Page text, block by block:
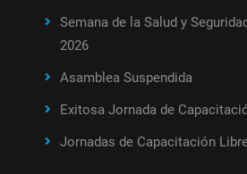
Semana de la Salud y
2026
Asamblea Suspendida
Exitosa Jornada de
Jornadas de Capacitación